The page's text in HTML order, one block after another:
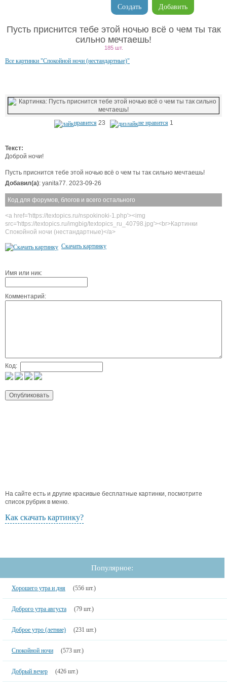
Добавить
Создать
Пусть приснится тебе этой ночью всё о чем ты так
сильно мечтаешь!
185 шт.
Все картинки "Спокойной ночи (нестандартные)"
нравится 23 не нравится 1
Текст:
Доброй ночи!
Пусть приснится тебе этой ночью всё о чем ты так сильно мечтаешь!
Добавил(а): yanita77. 2023-09-26
Код для форумов, блогов и всего остального
<a href='https://textopics.ru/nspokinoki-1.php'><img
src='https://textopics.ru/imgbig/textopics_ru_40798.jpg'><br>Картинки
Спокойной ночи (нестандартные)</a>
Скачать картинку
Имя или ник:
Комментарий:
Код:
На сайте есть и другие красивые бесплатные картинки, посмотрите
список рубрик в меню.
Как скачать картинку?
Популярное:
Хорошего утра и дня (556 шт.)
Доброго утра августа (79 шт.)
Доброе утро (летние) (231 шт.)
Спокойной ночи (573 шт.)
Добрый вечер (426 шт.)